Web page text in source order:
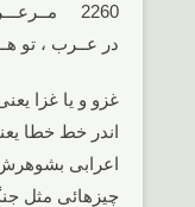
2260
در عــرب ، تو
غزو و یا غزا
اندر خط خطا
اعرابی بشوهرش
چیزهائی مثل